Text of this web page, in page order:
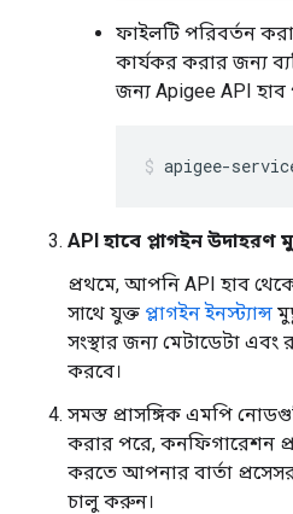
ফাইলটি পরিবর্তন
কার্যকর করার জন্য
জন্য Apigee API
apigee-
API হাবে প্লাগইন উদাহরণ
প্রথমে, আপনি API হাব থেকে
সাথে যুক্ত প্লাগইন ইনস্ট্যান্স
সংস্থার জন্য মেটাডেটা এবং
করবে।
সমস্ত প্রাসঙ্গিক এমপি
করার পরে, কনফিগারেশন
করতে আপনার বার্তা
চালু করুন।